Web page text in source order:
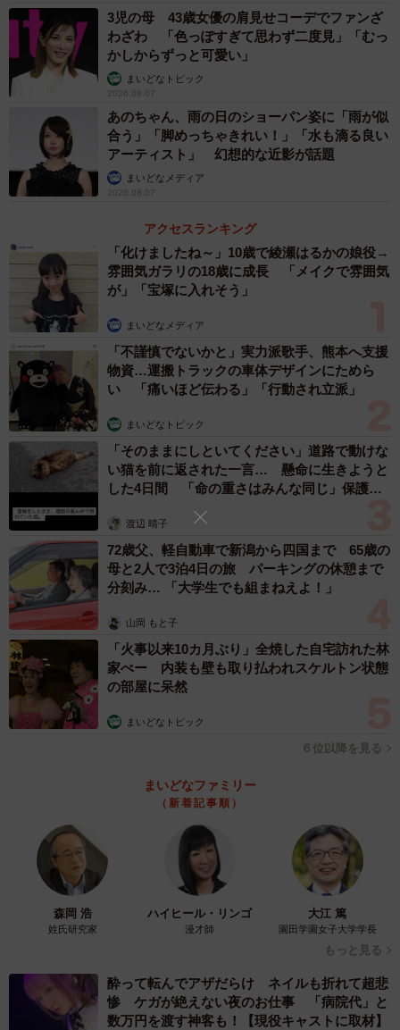
3児の母 43歳女優の肩見せコーデでファンざ
わざわ 「色っぽすぎて思わず二度見」「むっ
かしからずっと可愛い」
まいどなトピック
2026.08.07
あのちゃん、雨の日のショーパン姿に「雨が似
合う」「脚めっちゃきれい！」「水も滴る良い
アーティスト」 幻想的な近影が話題
まいどなメディア
2026.08.07
アクセスランキング
「化けましたね～」10歳で綾瀬はるかの娘役→
雰囲気ガラリの18歳に成長 「メイクで雰囲気
が」「宝塚に入れそう」
まいどなメディア
「不謹慎でないかと」実力派歌手、熊本へ支援
物資…運搬トラックの車体デザインにためら
い 「痛いほど伝わる」「行動され立派」
まいどなトピック
「そのままにしといてください」道路で動けな
い猫を前に返された一言… 懸命に生きようと
した4日間 「命の重さはみんな同じ」保護団
渡辺 晴子
72歳父、軽自動車で新潟から四国まで 65歳の
母と2人で3泊4日の旅 パーキングの休憩まで
分刻み… 「大学生でも組まねえよ！」
山岡 もと子
「火事以来10カ月ぶり」全焼した自宅訪れた林
家ぺー 内装も壁も取り払われスケルトン状態
の部屋に呆然
まいどなトピック
６位以降を見る
まいどなファミリー
（新着記事順）
森岡 浩
姓氏研究家
ハイヒール・リンゴ
漫才師
大江 篤
園田学園女子大学学長
もっと見る
酔って転んでアザだらけ ネイルも折れて超悲
惨 ケガが絶えない夜のお仕事 「病院代」と
数万円を渡す神客も！【現役キャストに取材】